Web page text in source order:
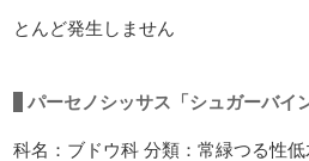
とんど発生しません
パーセノシッサス「シュガーバイ
科名：ブドウ科 分類：常緑つる性低